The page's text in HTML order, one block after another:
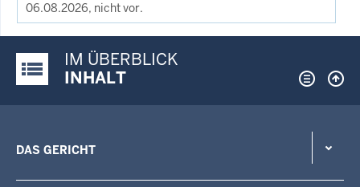
06.08.2026, nicht vor.
Justiz-Portal im Überblick:
IM ÜBERBLICK
INHALT
DAS GERICHT